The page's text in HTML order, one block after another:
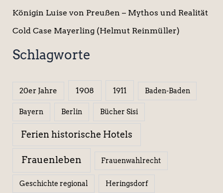
Königin Luise von Preußen – Mythos und Realität
Cold Case Mayerling (Helmut Reinmüller)
Schlagworte
20er Jahre 1908 1911 Baden-Baden
Bayern Berlin Bücher Sisi
Ferien historische Hotels
Frauenleben Frauenwahlrecht
Geschichte regional Heringsdorf